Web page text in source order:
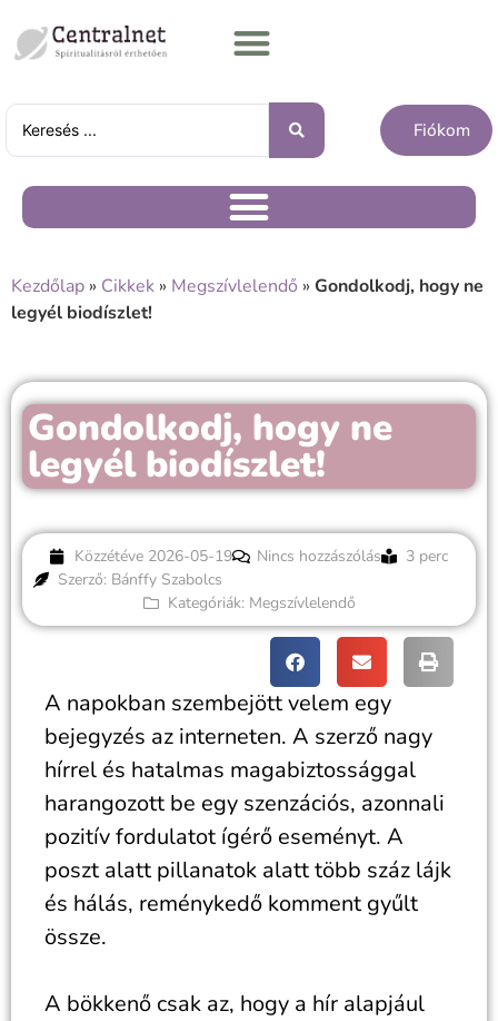
Fiókom
Kezdőlap » Cikkek » Megszívlelendő » Gondolkodj, hogy ne
legyél biodíszlet!
Gondolkodj, hogy ne
legyél biodíszlet!
Közzétéve 2026-05-19 Nincs hozzászólás
3 perc
Szerző: Bánffy Szabolcs
Kategóriák: Megszívlelendő
A napokban szembejött velem egy
bejegyzés az interneten. A szerző nagy
hírrel és hatalmas magabiztossággal
harangozott be egy szenzációs, azonnali
pozitív fordulatot ígérő eseményt. A
poszt alatt pillanatok alatt több száz lájk
és hálás, reménykedő komment gyűlt
össze.
A bökkenő csak az, hogy a hír alapjául